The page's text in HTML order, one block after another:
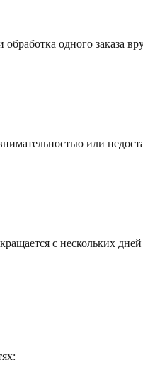
одного заказа
или
с нескольких